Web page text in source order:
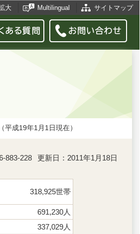
大 Multilingual サイトマップ
平成19年1月1日現在）
883-228
更新日：2011年1月18日
318,925世帯
691,230人
337,029人